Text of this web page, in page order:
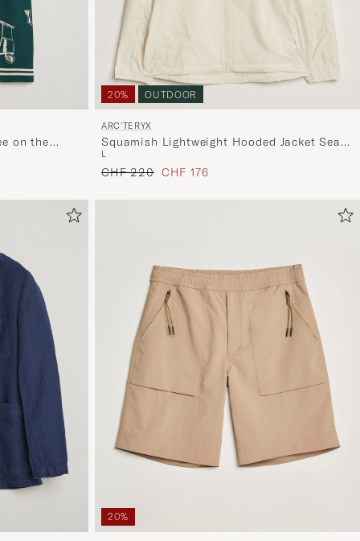
on the
20% OUTDOOR
ARC'TERYX
Squamish Lightweight Hooded Jacket Sea
Salt
L
Regulärer Preis
CHF 220 Reduzierter Preis
CHF 176
20%